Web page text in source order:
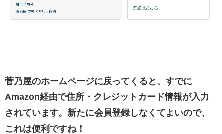
菅乃屋のホームページに戻ってくると、すでに
Amazon経由で住所・クレジットカード情報が入力
されています。新たに会員登録しなくてよいので、
これは便利ですね！